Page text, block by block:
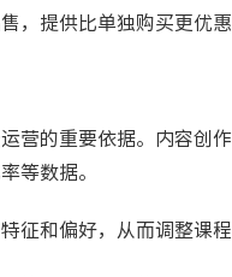
，提供比单独购买更优
营的重要依据。内容创
等数据。
征和偏好，从而调整课